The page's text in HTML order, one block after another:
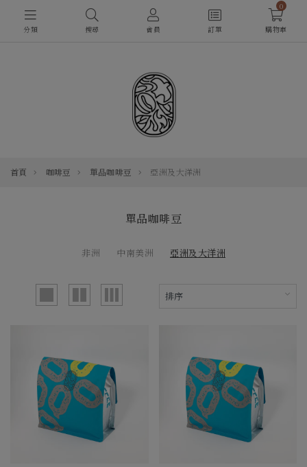
分類 搜尋 會員 訂單
0
購物車
首頁 咖啡豆 單品咖啡豆 亞洲及大洋洲
單品咖啡豆
非洲 中南美洲 亞洲及大洋洲